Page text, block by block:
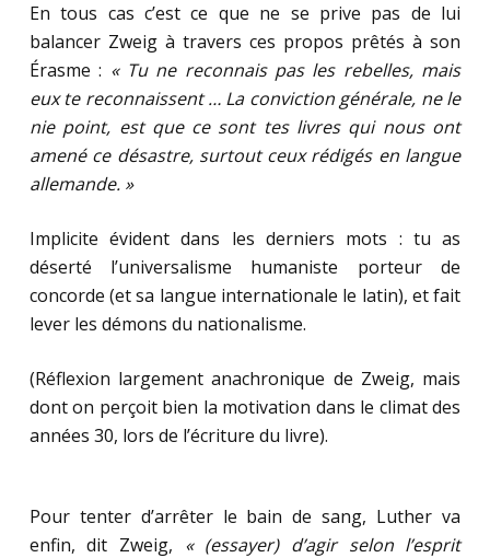
En tous cas c’est ce que ne se prive pas de lui
balancer Zweig à travers ces propos prêtés à son
Érasme : « Tu ne reconnais pas les rebelles, mais
eux te reconnaissent … La conviction générale, ne le
nie point, est que ce sont tes livres qui nous ont
amené ce désastre, surtout ceux rédigés en langue
allemande. »
Implicite évident dans les derniers mots : tu as
déserté l’universalisme humaniste porteur de
concorde (et sa langue internationale le latin), et fait
lever les démons du nationalisme.
(Réflexion largement anachronique de Zweig, mais
dont on perçoit bien la motivation dans le climat des
années 30, lors de l’écriture du livre).
Pour tenter d’arrêter le bain de sang, Luther va
enfin, dit Zweig, « (essayer) d’agir selon l’esprit